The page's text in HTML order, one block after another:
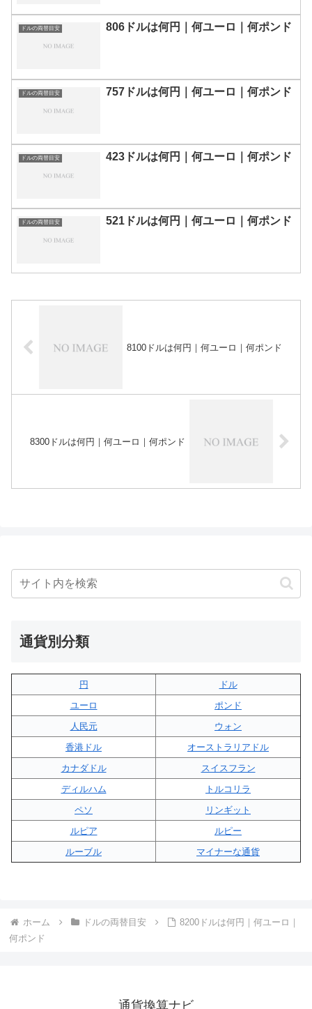
ドルの両替目安 806ドルは何円｜何ユーロ｜何ポンド
ドルの両替目安 757ドルは何円｜何ユーロ｜何ポンド
ドルの両替目安 423ドルは何円｜何ユーロ｜何ポンド
ドルの両替目安 521ドルは何円｜何ユーロ｜何ポンド
8100ドルは何円｜何ユーロ｜何ポンド
8300ドルは何円｜何ユーロ｜何ポンド
通貨別分類
円
ドル
ユーロ
ポンド
人民元
ウォン
香港ドル
オーストラリアドル
カナダドル
スイスフラン
ディルハム
トルコリラ
ペソ
リンギット
ルピア
ルピー
ルーブル
マイナーな通貨
ホーム ドルの両替目安
8200ドルは何円｜何ユーロ｜
何ポンド
通貨換算ナビ